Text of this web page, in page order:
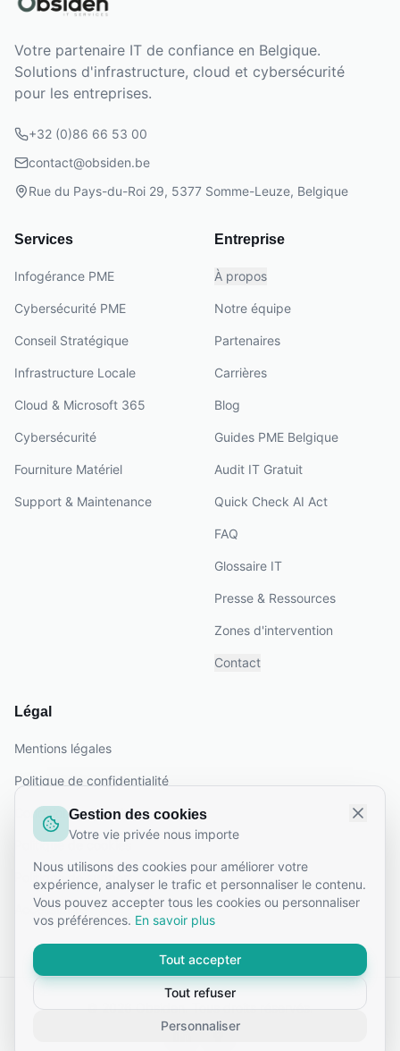
Votre partenaire IT de confiance en Belgique.
Solutions d'infrastructure, cloud et cybersécurité
pour les entreprises.
+32 (0)86 66 53 00
contact@obsiden.be
Rue du Pays-du-Roi 29, 5377 Somme-Leuze, Belgique
Services
Infogérance PME
Cybersécurité PME
Conseil Stratégique
Infrastructure Locale
Cloud & Microsoft 365
Cybersécurité
Fourniture Matériel
Support & Maintenance
Entreprise
À propos
Notre équipe
Partenaires
Carrières
Blog
Guides PME Belgique
Audit IT Gratuit
Quick Check AI Act
FAQ
Glossaire IT
Presse & Ressources
Zones d'intervention
Contact
Légal
Mentions légales
Politique de confidentialité
Conditions générales
Politique de cookies
Politique de support
Accessibilité
©2026Obsiden. Tous droits réservés.
Gestion des cookies
Votre vie privée nous importe
Nous utilisons des cookies pour améliorer votre
expérience, analyser le trafic et personnaliser le contenu.
Vous pouvez accepter tous les cookies ou personnaliser
vos préférences. En savoir plus
Tout accepter
Tout refuser
Personnaliser